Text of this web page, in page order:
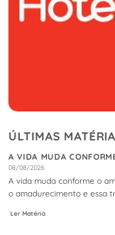
ÚLTIMAS
A VIDA MUDA
08/08/2026
A vida muda conforme o
o amadurecimento e essa
Ler Matéria